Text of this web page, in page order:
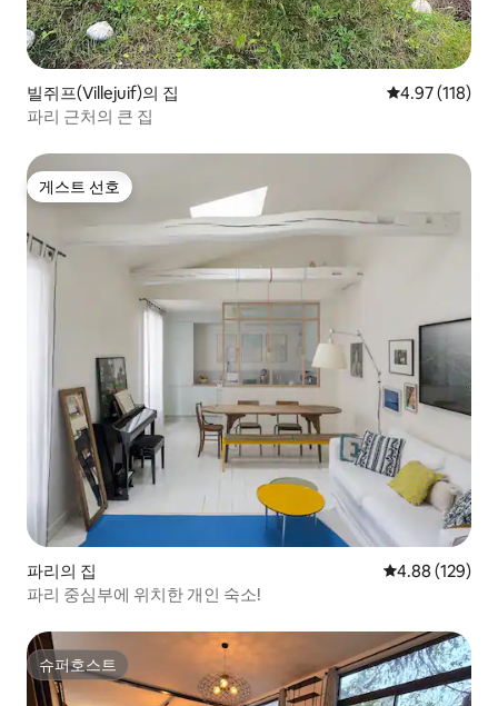
빌쥐프(Villejuif)의 집 평점 4.97점(5
4.97 (118)
파리 근처의 큰 집
게스트 선호
게스트 선호
파리의 집 평점 4.88점(5
4.88 (129)
파리 중심부에 위치한 개인 숙소!
슈퍼호스트
슈퍼호스트